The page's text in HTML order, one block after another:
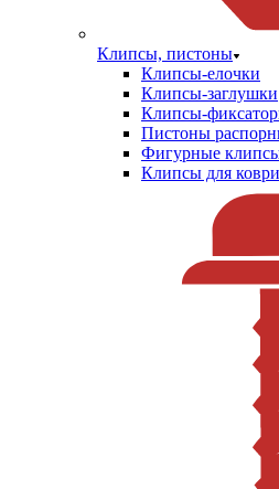
Клипсы, пистоны
Клипсы-елочки
Клипсы-заглушки
Клипсы-
Пистоны
Фигурные
Клипсы для